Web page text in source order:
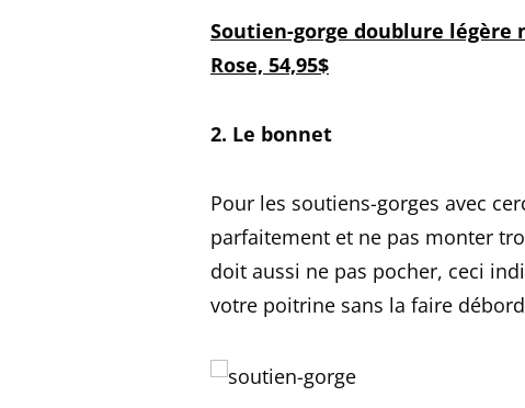
Soutien-gorge doublure légère
Rose, 54,95$
2. Le bonnet
Pour les soutiens-gorges avec
parfaitement et ne pas monter
doit aussi ne pas pocher, ceci
votre poitrine sans la faire